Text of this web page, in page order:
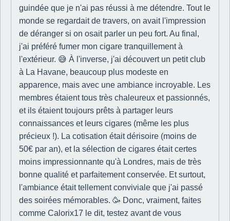
guindée que je n'ai pas réussi à me détendre. Tout le
monde se regardait de travers, on avait l'impression
de déranger si on osait parler un peu fort. Au final,
j'ai préféré fumer mon cigare tranquillement à
l'extérieur. 😅 À l'inverse, j'ai découvert un petit club
à La Havane, beaucoup plus modeste en
apparence, mais avec une ambiance incroyable. Les
membres étaient tous très chaleureux et passionnés,
et ils étaient toujours prêts à partager leurs
connaissances et leurs cigares (même les plus
précieux !). La cotisation était dérisoire (moins de
50€ par an), et la sélection de cigares était certes
moins impressionnante qu'à Londres, mais de très
bonne qualité et parfaitement conservée. Et surtout,
l'ambiance était tellement conviviale que j'ai passé
des soirées mémorables. 🥳 Donc, vraiment, faites
comme Calorix17 le dit, testez avant de vous